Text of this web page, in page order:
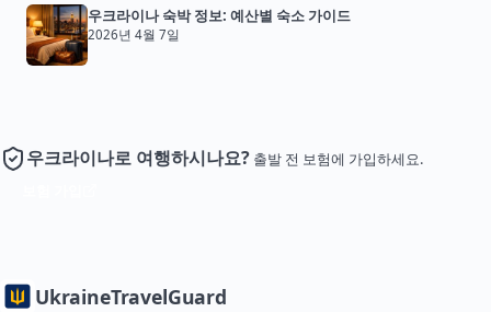
우크라이나 숙박 정보: 예산별 숙소 가이드
2026년 4월 7일
우크라이나로 여행하시나요? 출발 전 보험에 가입하세요.
UkraineTravelGuard